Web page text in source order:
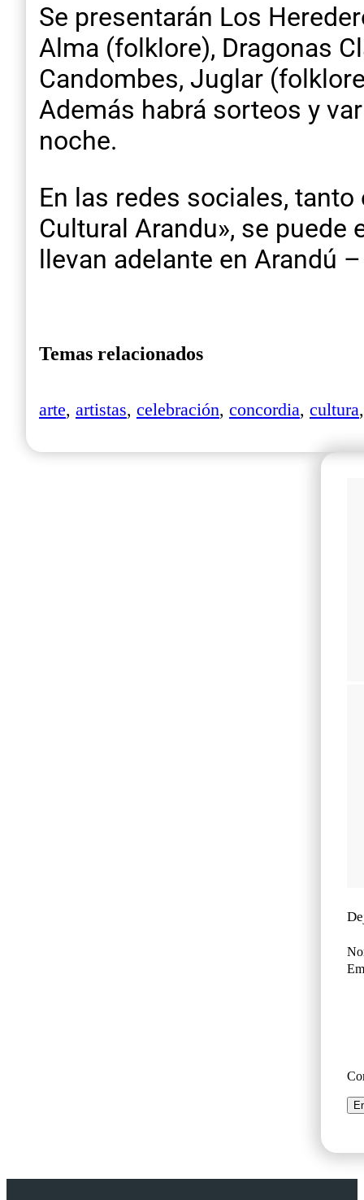
Se presentarán Los
Alma (folklore), Dragonas
Candombes, Juglar
Además habrá sorteos y
noche.
En las redes sociales,
Cultural Arandu», se
llevan adelante en Arandú
Temas relacionados
arte, artistas, celebración, concordia, cultura